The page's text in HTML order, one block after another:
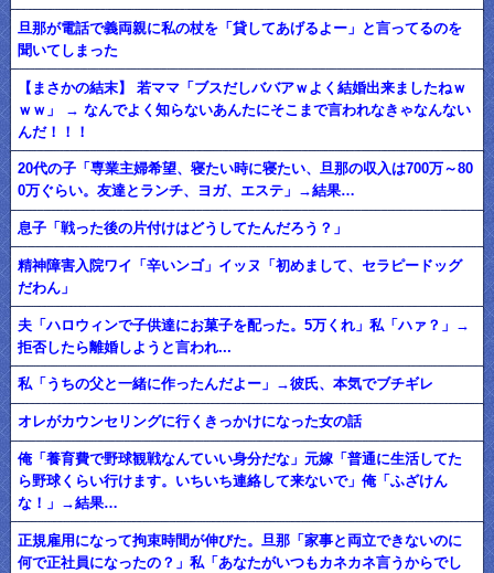
旦那が電話で義両親に私の杖を「貸してあげるよー」と言ってるのを
聞いてしまった
【まさかの結末】 若ママ「ブスだしババアｗよく結婚出来ましたねｗ
ｗｗ」 → なんでよく知らないあんたにそこまで言われなきゃなんない
んだ！！！
20代の子「専業主婦希望、寝たい時に寝たい、旦那の収入は700万～80
0万ぐらい。友達とランチ、ヨガ、エステ」→結果…
息子「戦った後の片付けはどうしてたんだろう？」
精神障害入院ワイ「辛いンゴ」イッヌ「初めまして、セラピードッグ
だわん」
夫「ハロウィンで子供達にお菓子を配った。5万くれ」私「ハァ？」→
拒否したら離婚しようと言われ...
私「うちの父と一緒に作ったんだよー」→彼氏、本気でブチギレ
オレがカウンセリングに行くきっかけになった女の話
俺「養育費で野球観戦なんていい身分だな」元嫁「普通に生活してた
ら野球くらい行けます。いちいち連絡して来ないで」俺「ふざけん
な！」→結果…
正規雇用になって拘束時間が伸びた。旦那「家事と両立できないのに
何で正社員になったの？」私「あなたがいつもカネカネ言うからでし